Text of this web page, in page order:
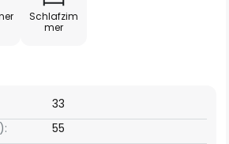
Schlafzim
mer
33
55